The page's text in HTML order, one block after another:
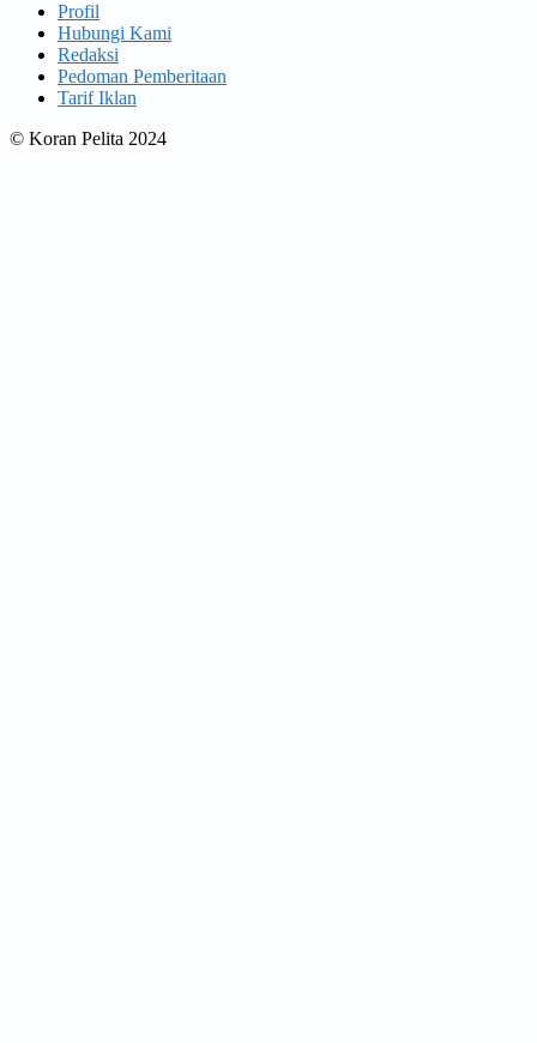
Profil
Hubungi Kami
Redaksi
Pedoman Pemberitaan
Tarif Iklan
© Koran Pelita 2024